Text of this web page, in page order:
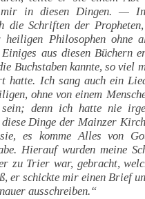
in diesen Dingen. — In
die Schriften der
Philosophen ohne
aus diesen Büchern
Buchstaben kannte, so viel
hatte. Ich sang auch ein
ohne von einem
denn ich hatte nie
Dinge der Mainzer
es komme Alles von
Hierauf wurden meine
zu Trier war, gebracht,
er schickte mir einen Brief
ausschreiben.“